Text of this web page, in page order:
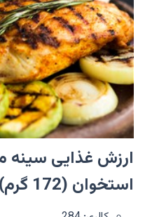
ارزش غذایی
استخوان (172 گرم)